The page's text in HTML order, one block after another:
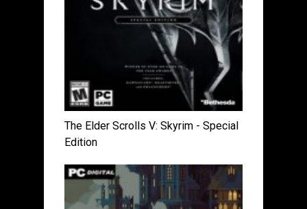
The Elder Scrolls V: Skyrim - Special
Edition